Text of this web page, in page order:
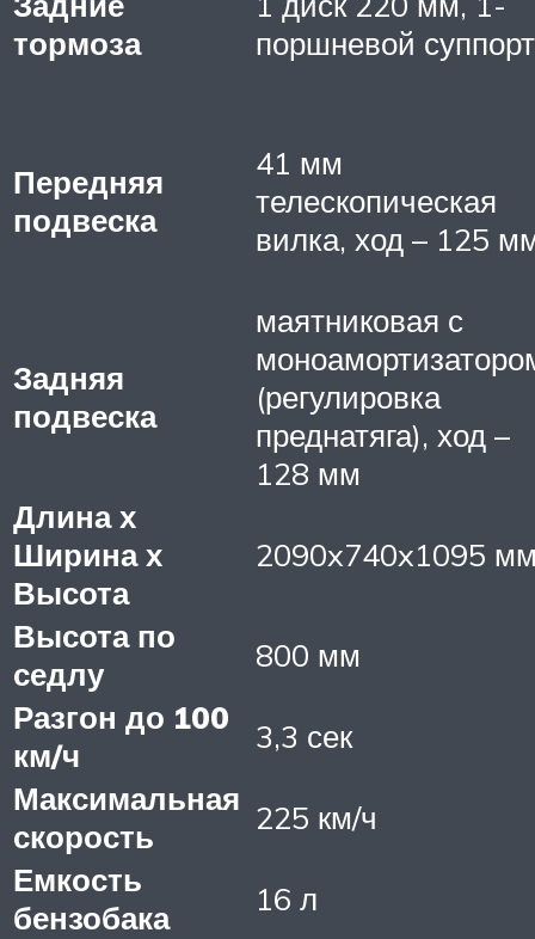
тормоза
поршневой суппорт
Передняя
подвеска
41 мм
телескопическая
вилка, ход – 125
Задняя
подвеска
маятниковая с
(регулировка
преднатяга), ход –
128 мм
Длина х
Ширина х
Высота
2090x740x1095
Высота по
седлу
800 мм
Разгон до 100
км/ч
3,3 сек
Максимальная
скорость
225 км/ч
Емкость
бензобака
16 л